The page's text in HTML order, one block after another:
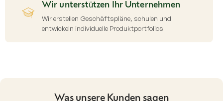
Wir unterstützen Ihr Unternehmen
Wir erstellen Geschäftspläne, schulen und
entwickeln individuelle Produktportfolios
Was unsere Kunden sagen